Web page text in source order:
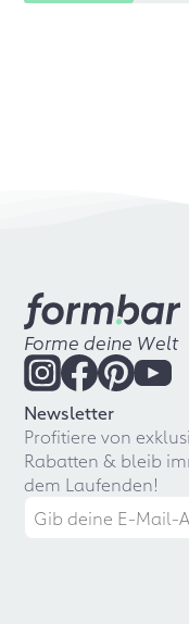
Forme deine Welt
Newsletter
Profitiere von
Rabatten & bleib
dem Laufenden!